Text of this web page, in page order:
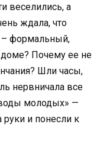
веселились, а
ждала, что
– формальный,
доме? Почему ее не
Шли часы,
нервничала все
молодых» —
руки и понесли к